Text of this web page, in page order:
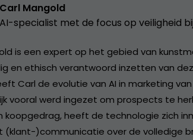
Carl Mangold
AI-specialist met de focus op veiligheid
is een expert op het gebied van
en ethisch verantwoord inzetten van
Carl de evolutie van AI in marketing
vooral werd ingezet om prospects te
koopgedrag, heeft de technologie zich
(klant-)communicatie over de volledige